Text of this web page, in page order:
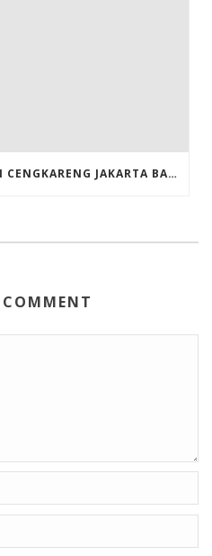
JASA PEMBASMI RAYAP DI CENGKARENG JAKARTA BARAT